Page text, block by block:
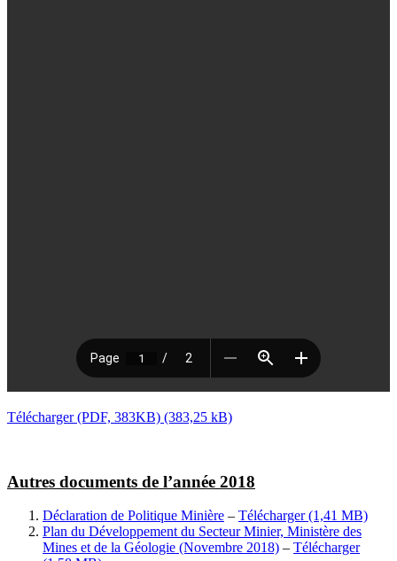
Télécharger (PDF, 383KB)
Autres documents de l’année 2018
Déclaration de Politique Minière – Télécharger
Plan du Développement du Secteur Minier, Ministère des
Mines et de la Géologie (Novembre 2018) – Télécharger